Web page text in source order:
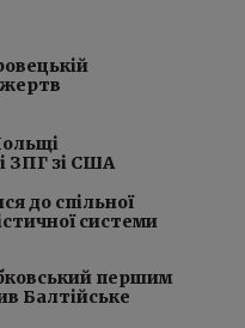
жертв
ЗПГ зі США
до спільної
системи
першим
Балтійське